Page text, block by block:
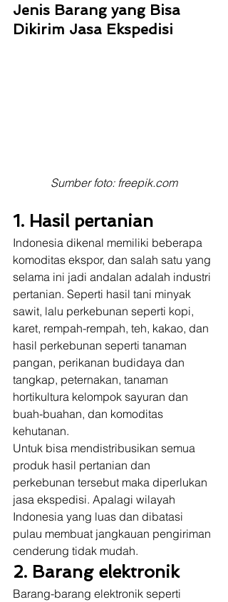
Jenis Barang yang Bisa
Dikirim Jasa Ekspedisi
Sumber foto: freepik.com
1. Hasil pertanian
Indonesia dikenal memiliki beberapa
komoditas ekspor, dan salah satu yang
selama ini jadi andalan adalah industri
pertanian. Seperti hasil tani minyak
sawit, lalu perkebunan seperti kopi,
karet, rempah-rempah, teh, kakao, dan
hasil perkebunan seperti tanaman
pangan, perikanan budidaya dan
tangkap, peternakan, tanaman
hortikultura kelompok sayuran dan
buah-buahan, dan komoditas
kehutanan.
Untuk bisa mendistribusikan semua
produk hasil pertanian dan
perkebunan tersebut maka diperlukan
jasa ekspedisi. Apalagi wilayah
Indonesia yang luas dan dibatasi
pulau membuat jangkauan pengiriman
cenderung tidak mudah.
2. Barang elektronik
Barang-barang elektronik seperti